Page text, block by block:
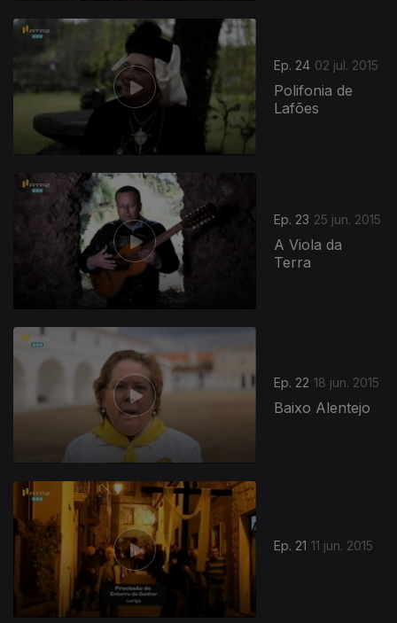
Ep. 24 02 jul. 2015
Polifonia de
Lafões
Ep. 23 25 jun. 2015
A Viola da
Terra
Ep. 22 18 jun. 2015
Baixo Alentejo
Ep. 21 11 jun. 2015